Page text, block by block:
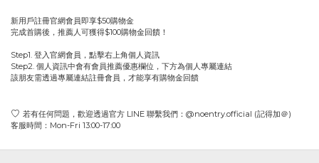
新用戶註冊官網會員即享$50購物金
完成首購後，推薦人可獲得$100購物金回饋！
Step1. 登入官網會員，點擊右上角個人資訊
Step2. 個人資訊中會有會員推薦優惠欄位，下方為個人專屬連結
該朋友需透過專屬連結註冊會員，才能享有購物金回饋
♡ 若有任何問題，歡迎透過官方 LINE 聯繫我們：@noentry.official (記得加＠)
客服時間：Mon-Fri 13:00-17:00